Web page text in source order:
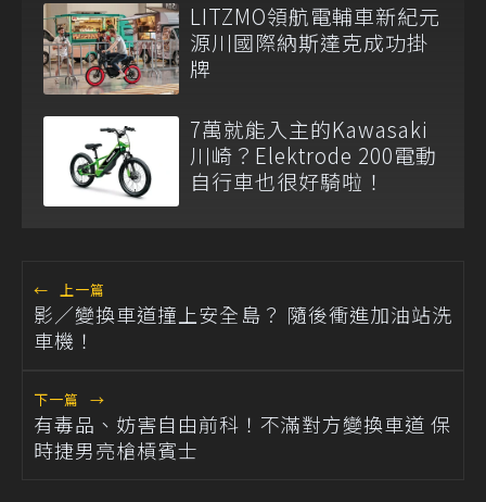
LITZMO領航電輔車新紀元
源川國際納斯達克成功掛
牌
7萬就能入主的Kawasaki
川崎？Elektrode 200電動
自行車也很好騎啦！
← 上一篇
影／變換車道撞上安全島？ 隨後衝進加油站洗
車機！
下一篇 →
有毒品、妨害自由前科！不滿對方變換車道 保
時捷男亮槍槓賓士